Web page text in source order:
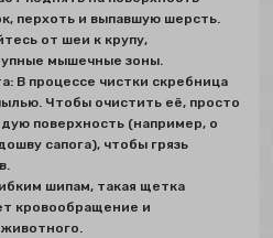
перхоть и выпавшую шерсть.
от шеи к крупу,
мышечные зоны.
В процессе чистки скребница
Чтобы очистить её, просто
поверхность (например, о
сапога), чтобы грязь
шипам, такая щетка
кровообращение и